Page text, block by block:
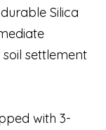
Silica
settlement
with 3-